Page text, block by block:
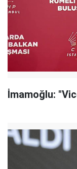
İmamoğlu: